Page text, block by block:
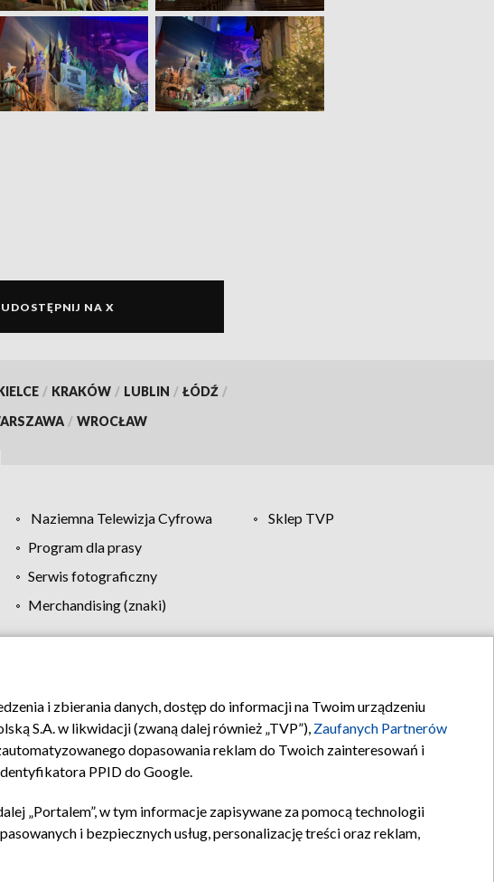
UDOSTĘPNIJ NA X
/ KRAKÓW / LUBLIN / ŁÓDŹ /
/ WROCŁAW
Naziemna Telewizja Cyfrowa
Sklep TVP
Program dla prasy
Serwis fotograficzny
Merchandising (znaki)
Biuro reklamy Kontakt
i zbierania danych, dostęp do informacji na Twoim urządzeniu
S.A. w likwidacji (zwaną dalej również „TVP”), Zaufanych Partnerów
dopasowania reklam do Twoich zainteresowań i
PPID do Google.
„Portalem”, w tym informacje zapisywane za pomocą technologii
i bezpiecznych usług, personalizację treści oraz reklam,